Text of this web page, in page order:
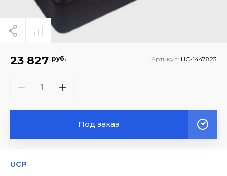
UCP
23 827 руб. Артикул: НС-1447823
Под заказ